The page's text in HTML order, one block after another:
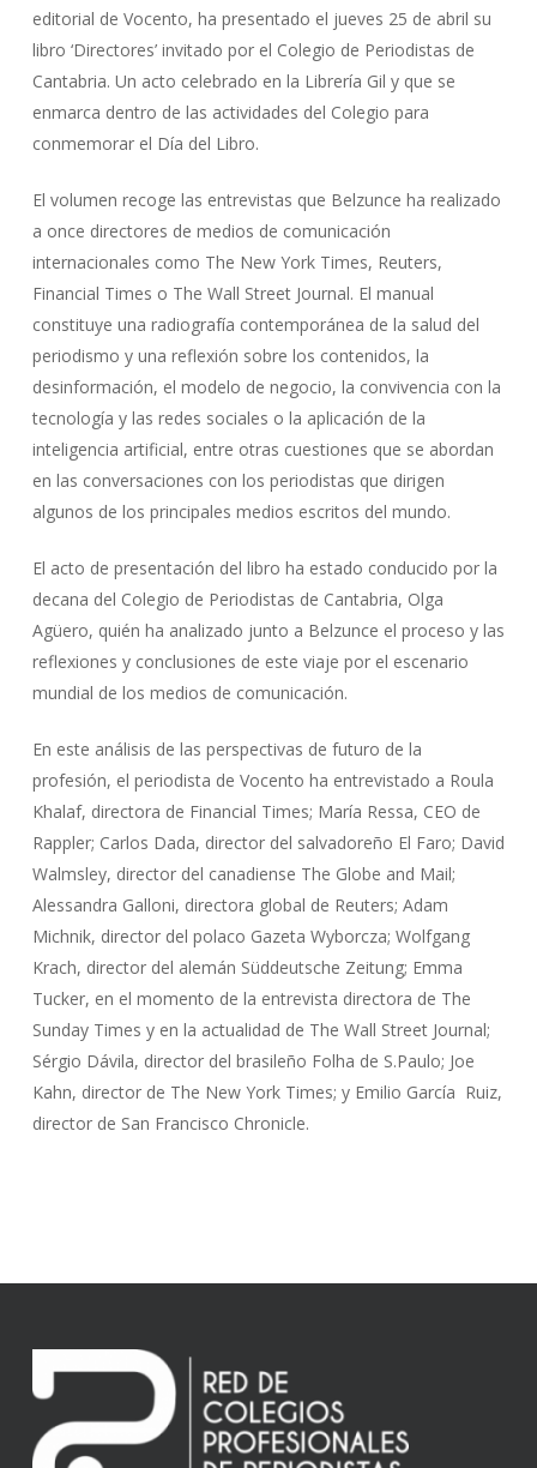
editorial de Vocento, ha presentado el jueves 25 de abril su
libro ‘Directores’ invitado por el Colegio de Periodistas de
Cantabria. Un acto celebrado en la Librería Gil y que se
enmarca dentro de las actividades del Colegio para
conmemorar el Día del Libro.
El volumen recoge las entrevistas que Belzunce ha realizado
a once directores de medios de comunicación
internacionales como The New York Times, Reuters,
Financial Times o The Wall Street Journal. El manual
constituye una radiografía contemporánea de la salud del
periodismo y una reflexión sobre los contenidos, la
desinformación, el modelo de negocio, la convivencia con la
tecnología y las redes sociales o la aplicación de la
inteligencia artificial, entre otras cuestiones que se abordan
en las conversaciones con los periodistas que dirigen
algunos de los principales medios escritos del mundo.
El acto de presentación del libro ha estado conducido por la
decana del Colegio de Periodistas de Cantabria, Olga
Agüero, quién ha analizado junto a Belzunce el proceso y las
reflexiones y conclusiones de este viaje por el escenario
mundial de los medios de comunicación.
En este análisis de las perspectivas de futuro de la
profesión, el periodista de Vocento ha entrevistado a Roula
Khalaf, directora de Financial Times; María Ressa, CEO de
Rappler; Carlos Dada, director del salvadoreño El Faro; David
Walmsley, director del canadiense The Globe and Mail;
Alessandra Galloni, directora global de Reuters; Adam
Michnik, director del polaco Gazeta Wyborcza; Wolfgang
Krach, director del alemán Süddeutsche Zeitung; Emma
Tucker, en el momento de la entrevista directora de The
Sunday Times y en la actualidad de The Wall Street Journal;
Sérgio Dávila, director del brasileño Folha de S.Paulo; Joe
Kahn, director de The New York Times; y Emilio García Ruiz,
director de San Francisco Chronicle.